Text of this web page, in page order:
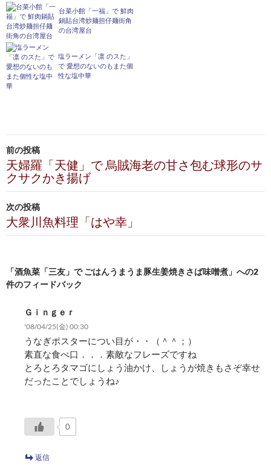
台菜小館「一福」で 鮮肉
鍋貼台湾炒麺担仔麺街角
の台湾屋台
塩ラーメン「凛 のスた」
で 愛想のないのもまた個
性な塩中華
投
稿
ナ
ビ
ゲ
シ
ョ
前の投稿
天婦羅「天健」で 烏賊海老の甘さ包む球形のサ
クサクかき揚げ
次の投稿
大衆川魚料理「はや幸」
「酒魚菜「三友」で ごはんうまうま豚生姜焼きさば味噌煮」への2
件のフィードバック
Ｇｉｎｇｅｒ
'08/04/25(金) 00:30
うなぎポスターについ目が・・（＾＾；）
素直な食べ口．．．素敵なフレーズですね
とろとろタマゴにしょう油かけ、しょうが焼きもさぞ幸せ
だったことでしょうね♪
0
返信